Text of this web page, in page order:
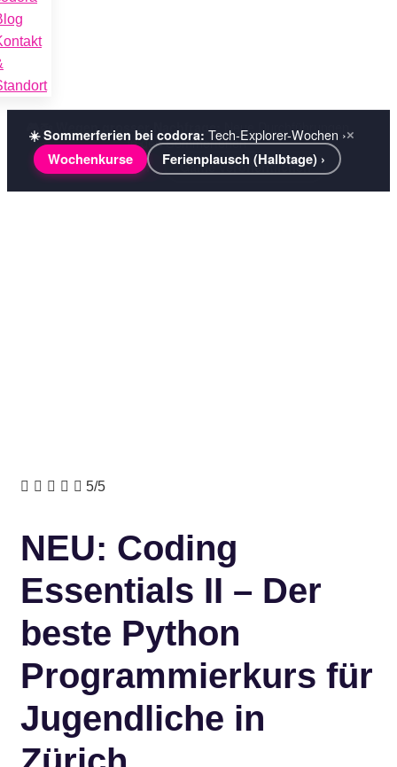
☀️ Sommerferien bei codora: Tech-Explorer-Wochen ›
Wochenkurse Ferienplausch (Halbtage) ›
×
     5/5
NEU: Coding
Essentials II – Der
beste Python
Programmierkurs für
Jugendliche in